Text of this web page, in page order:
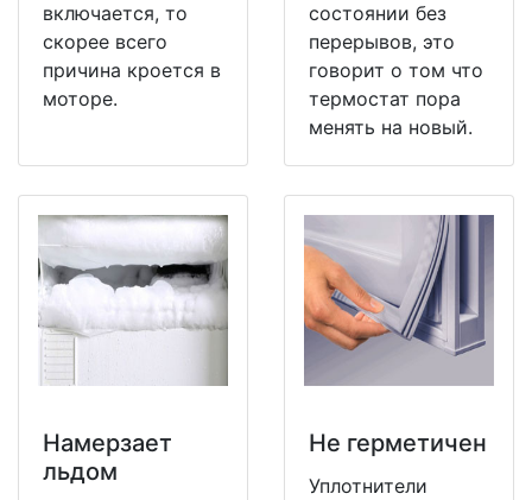
включается, то
скорее всего
причина кроется в
моторе.
состоянии без
перерывов, это
говорит о том что
термостат пора
менять на новый.
Намерзает
льдом
Не герметичен
Уплотнители